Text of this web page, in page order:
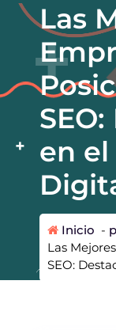
Las
en
Inicio -
Las
SEO: